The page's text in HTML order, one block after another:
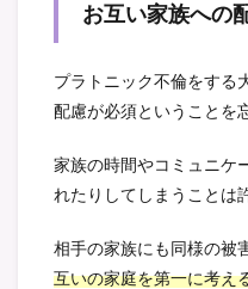
お互い家族への
プラトニック不倫をする
配慮が必須ということを
家族の時間やコミュニケ
れたりしてしまうことは
相手の家族にも同様の被
互いの家庭を第一に考え